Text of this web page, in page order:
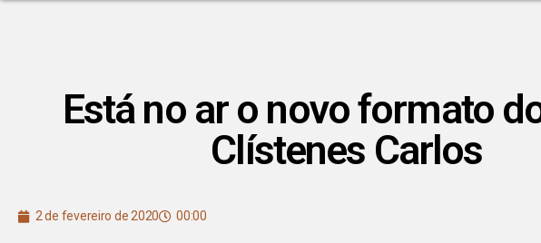
Está no ar o novo formato
Clístenes Carlos
2 de fevereiro de 2020 00:00